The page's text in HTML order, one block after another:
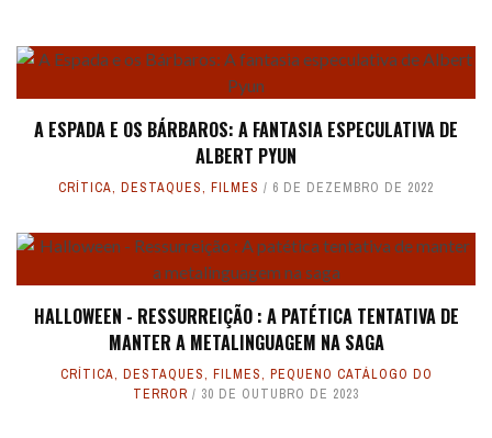
A ESPADA E OS BÁRBAROS: A FANTASIA ESPECULATIVA DE
ALBERT PYUN
CRÍTICA, DESTAQUES, FILMES 6 DE DEZEMBRO DE 2022
HALLOWEEN - RESSURREIÇÃO : A PATÉTICA TENTATIVA DE
MANTER A METALINGUAGEM NA SAGA
CRÍTICA, DESTAQUES, FILMES, PEQUENO CATÁLOGO DO
TERROR
30 DE OUTUBRO DE 2023